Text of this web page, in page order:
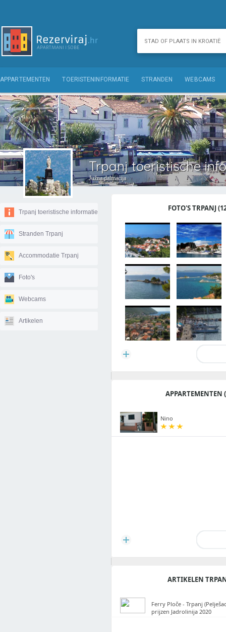
APPARTEMENTEN TOERISTENINFORMATIE STRANDEN WEBCAMS
Trpanj toeristische
Južna dalmacija
Trpanj toeristische informatie
Stranden Trpanj
Accommodatie Trpanj
Foto's
Webcams
Artikelen
FOTO'S TRPANJ
APPARTEMENTEN
Nino
ARTIKELEN
Ferry Ploče - Trpanj
prijzen Jadrolinija 2020